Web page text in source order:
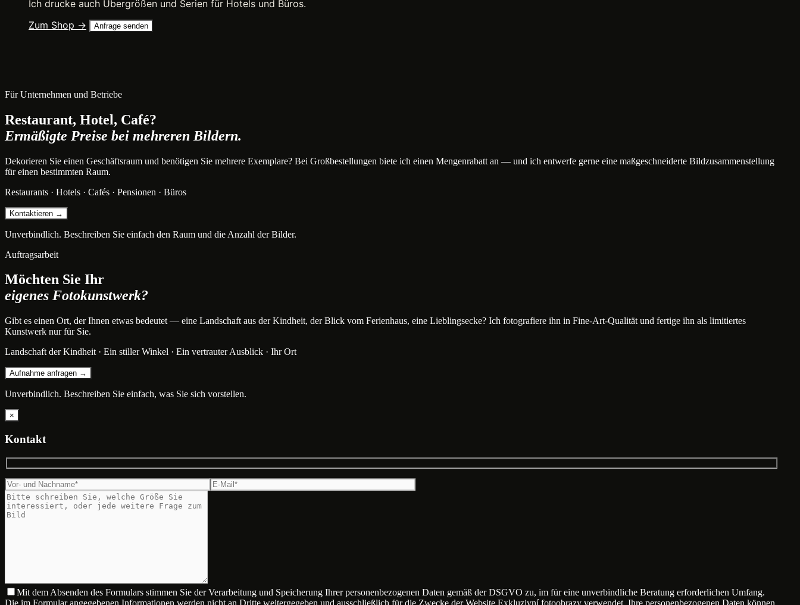
Ich drucke auch Übergrößen und Serien für Hotels und Büros.
Zum Shop →
Anfrage senden
Für Unternehmen und Betriebe
Restaurant, Hotel, Café?
Ermäßigte Preise bei mehreren Bildern.
Dekorieren Sie einen Geschäftsraum und benötigen Sie mehrere Exemplare? Bei Großbestellungen biete ich einen Mengenrabatt an — und ich entwerfe gerne eine maßgeschneiderte Bildzusammenstellung
für einen bestimmten Raum.
Restaurants · Hotels · Cafés · Pensionen · Büros
Kontaktieren →
Unverbindlich. Beschreiben Sie einfach den Raum und die Anzahl der Bilder.
Auftragsarbeit
Möchten Sie Ihr
eigenes Fotokunstwerk?
Gibt es einen Ort, der Ihnen etwas bedeutet — eine Landschaft aus der Kindheit, der Blick vom Ferienhaus, eine Lieblingsecke? Ich fotografiere ihn in Fine-Art-Qualität und fertige ihn als limitiertes
Kunstwerk nur für Sie.
Landschaft der Kindheit · Ein stiller Winkel · Ein vertrauter Ausblick · Ihr Ort
Aufnahme anfragen →
Unverbindlich. Beschreiben Sie einfach, was Sie sich vorstellen.
×
Kontakt
Mit dem Absenden des Formulars stimmen Sie der Verarbeitung und Speicherung Ihrer personenbezogenen Daten gemäß der DSGVO zu, im für eine unverbindliche Beratung erforderlichen Umfang.